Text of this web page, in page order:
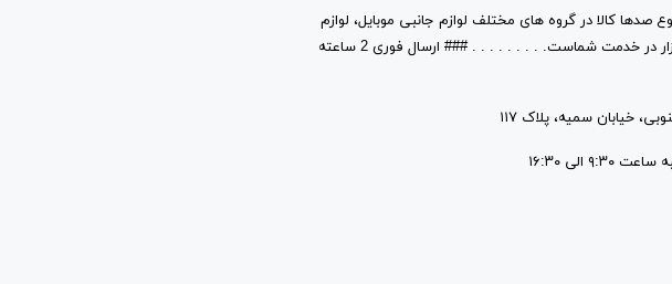
صدها کالا در گروه های مختلف لوازم جانبی موبایل، لوازم
جانبی کامپیوتر، قطعات، حافظه های جانبی و نرم افزار در خدمت شماست. . . . . . . . . ### ارسال فوری 2 ساعته
خیابان سمیه، پلاک ۱۱۷